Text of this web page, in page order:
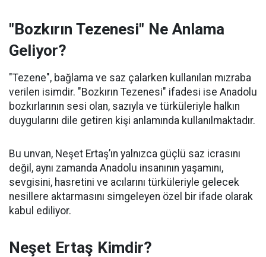
"Bozkırın Tezenesi" Ne Anlama
Geliyor?
"Tezene", bağlama ve saz çalarken kullanılan mızraba
verilen isimdir. "Bozkırın Tezenesi" ifadesi ise Anadolu
bozkırlarının sesi olan, sazıyla ve türküleriyle halkın
duygularını dile getiren kişi anlamında kullanılmaktadır.
Bu unvan, Neşet Ertaş’ın yalnızca güçlü saz icrasını
değil, aynı zamanda Anadolu insanının yaşamını,
sevgisini, hasretini ve acılarını türküleriyle gelecek
nesillere aktarmasını simgeleyen özel bir ifade olarak
kabul ediliyor.
Neşet Ertaş Kimdir?